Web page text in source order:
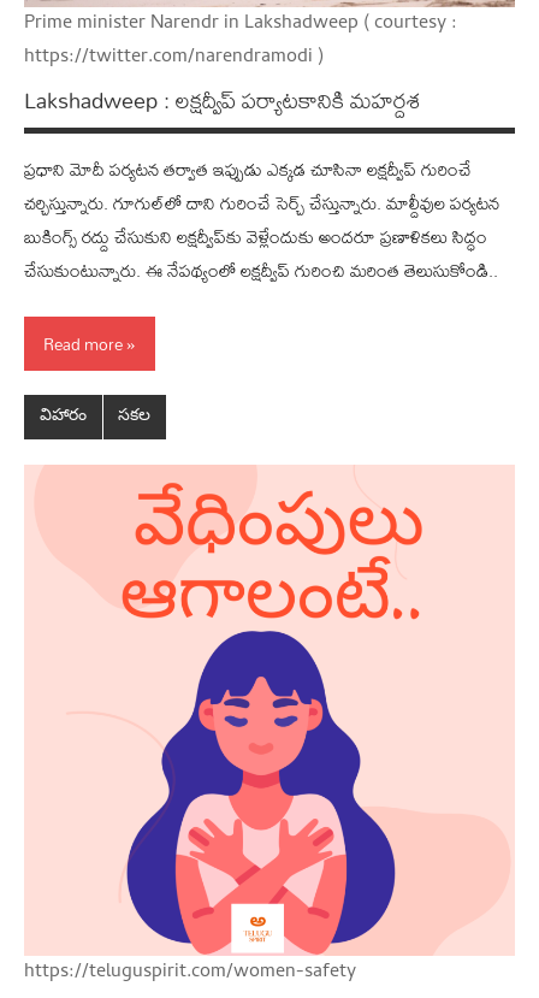
Prime minister Narendr in Lakshadweep ( courtesy :
https://twitter.com/narendramodi )
Lakshadweep : లక్షద్వీప్ ప‌ర్యాట‌కానికి మహ‌ర్దశ
ప్రధాని మోదీ పర్యటన తర్వాత ఇప్పుడు ఎక్క‌డ చూసినా లక్ష‌ద్వీప్ గురించే
చ‌ర్చిస్తున్నారు. గూగుల్‌లో దాని గురించే సెర్చ్ చేస్తున్నారు. మాల్దీవుల పర్యటన
బుకింగ్స్ రద్దు చేసుకుని లక్షద్వీప్‌కు వెళ్లేందుకు అందరూ ప్రణాళికలు సిద్ధం
చేసుకుంటున్నారు. ఈ నేపథ్యంలో లక్షద్వీప్‌ గురించి మరింత తెలుసుకోండి..
Read more
విహారం సకల
https://teluguspirit.com/women-safety